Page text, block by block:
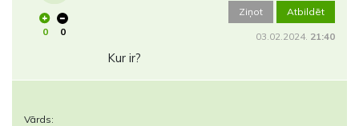
0 0
Ziņot Atbildēt
03.02.2024. 21:40
Kur ir?
Vārds: